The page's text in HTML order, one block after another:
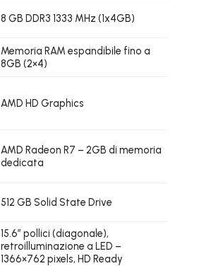
8 GB DDR3 1333 MHz (1x4GB)
Memoria RAM espandibile fino a
8GB (2×4)
AMD HD Graphics
AMD Radeon R7 – 2GB di memoria
dedicata
512 GB Solid State Drive
15.6″ pollici (diagonale),
retroilluminazione a LED –
1366×762 pixels, HD Ready